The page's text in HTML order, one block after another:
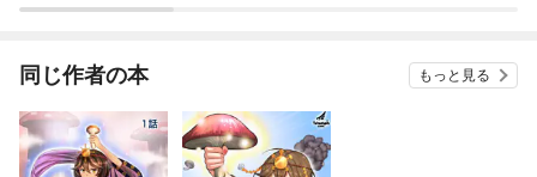
同じ作者の本 もっと見る